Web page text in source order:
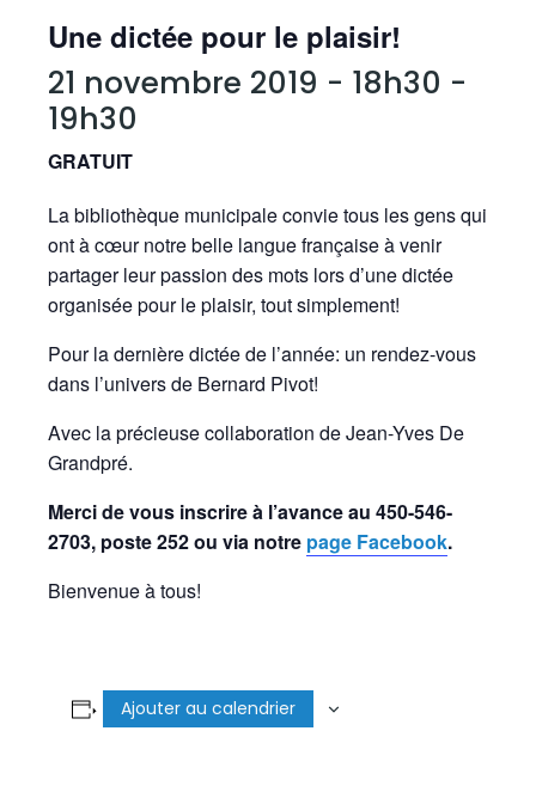
Une dictée pour le plaisir!
21 novembre 2019 - 18h30 -
19h30
GRATUIT
La bibliothèque municipale convie tous les gens qui
ont à cœur notre belle langue française à venir
partager leur passion des mots lors d’une dictée
organisée pour le plaisir, tout simplement!
Pour la dernière dictée de l’année: un rendez-vous
dans l’univers de Bernard Pivot!
Avec la précieuse collaboration de Jean-Yves De
Grandpré.
Merci de vous inscrire à l’avance au 450-546-
2703, poste 252 ou via notre page Facebook.
Bienvenue à tous!
Ajouter au calendrier